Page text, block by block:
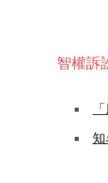
智權訴
知